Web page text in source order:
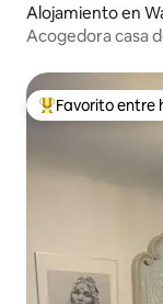
Alojamiento en
Acogedora casa
Favorito entre
Favorito entre